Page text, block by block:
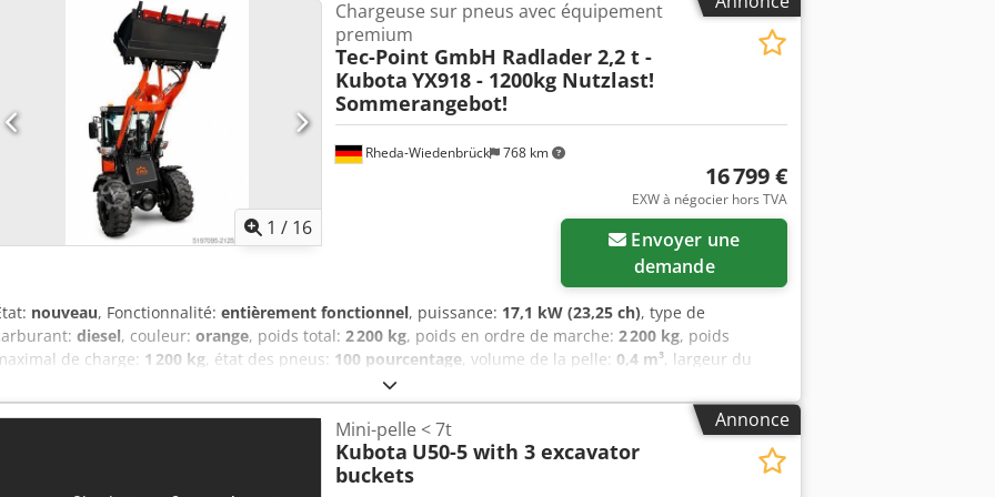
s’appliquent. * Vous trouverez de plus amples informations ainsi que nos conditions générales de vente
sur notre site web... Nous vendons nos produits sous réserve des conditions générales de vente (liste : ... /
AGB). Chjdozc I Uyspfx Airoa
1 / 16
Rheda-Wiedenbrück 768 km
Chargeuse sur pneus avec équipement
premium
Tec-Point GmbH Radlader 2,2 t -
Kubota YX918 - 1200kg Nutzlast!
Sommerangebot!
16 799 €
EXW à négocier hors TVA
demande
nouveau, Fonctionnalité: entièrement fonctionnel, puissance: 17,1 kW (23,25 ch), type de
diesel, couleur: orange, poids total: 2 200 kg, poids en ordre de marche: 2 200 kg, poids
de charge: 1 200 kg, état des pneus: 100 pourcentage, volume de la pelle: 0,4 m³, largeur du
, Année de construction:
cabine, fourches à palettes, hydraulique, transmission intégrale, ☀️ Prix d’été : seulement 16 999 € ! Le
TEC-POINT YX918 est un chargeur frontal compact, robuste et polyvalent, conçu pour les utilisateurs
professionnels à la recherche d’une machine immédiatement prête à l’emploi et dotée d’un équipement
performant. Que ce soit dans une ferme, sur un chantier, dans le secteur de l’aménagement paysager, en
Annonce
Mini-pelle < 7t
Kubota U50-5 with 3 excavator
buckets